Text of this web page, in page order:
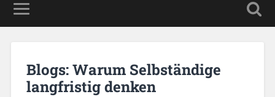
Blogs: Warum Selbständige
langfristig denken